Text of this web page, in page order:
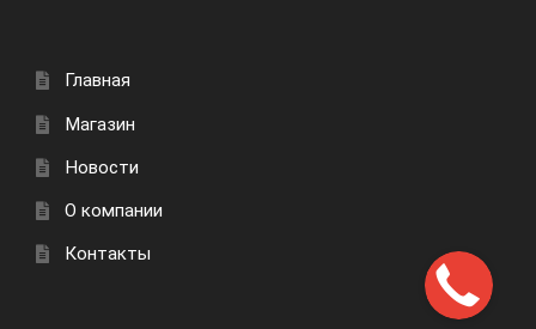
Главная
Магазин
Новости
О компании
Контакты